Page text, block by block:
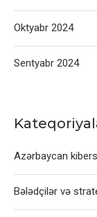
Oktyabr 2024
Sentyabr 2024
Azərbaycan
Bələdçilər və